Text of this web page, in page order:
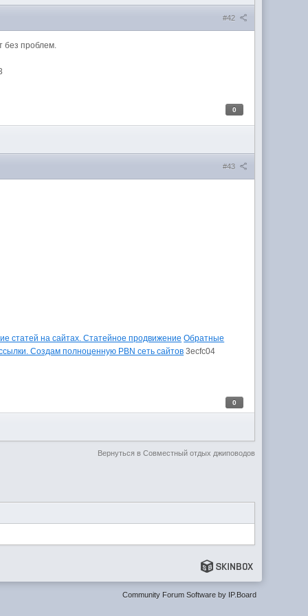
#42
без проблем.
0
#43
статей на сайтах. Статейное продвижение Обратные
Создам полноценную PBN сеть сайтов 3ecfc04
0
Вернуться в Совместный отдых джиповодов
Community Forum Software by IP.Board